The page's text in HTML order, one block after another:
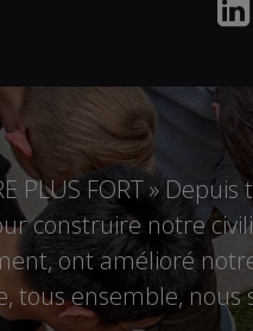
PLUS FORT »
construire notre
ont amélioré
tous ensemble,